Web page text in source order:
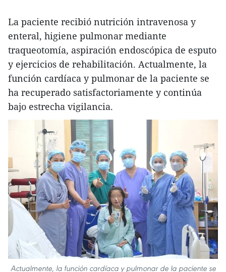
La paciente recibió nutrición intravenosa y
enteral, higiene pulmonar mediante
traqueotomía, aspiración endoscópica de esputo
y ejercicios de rehabilitación. Actualmente, la
función cardíaca y pulmonar de la paciente se
ha recuperado satisfactoriamente y continúa
bajo estrecha vigilancia.
Actualmente, la función cardíaca y pulmonar de la paciente se